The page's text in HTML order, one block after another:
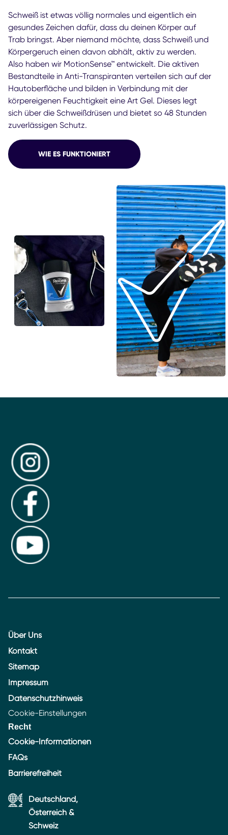
Schweiß ist etwas völlig normales und eigentlich ein
gesundes Zeichen dafür, dass du deinen Körper auf
Trab bringst. Aber niemand möchte, dass Schweiß und
Körpergeruch einen davon abhält, aktiv zu werden.
Also haben wir MotionSense™ entwickelt. Die aktiven
Bestandteile in Anti-Transpiranten verteilen sich auf der
Hautoberfläche und bilden in Verbindung mit der
körpereigenen Feuchtigkeit eine Art Gel. Dieses legt
sich über die Schweißdrüsen und bietet so 48 Stunden
zuverlässigen Schutz.
WIE ES FUNKTIONIERT
Über Uns
Kontakt
Sitemap
Impressum
Datenschutzhinweis
Cookie-Einstellungen
Recht
Cookie-Informationen
FAQs
Barrierefreiheit
Deutschland,
Österreich &
Schweiz